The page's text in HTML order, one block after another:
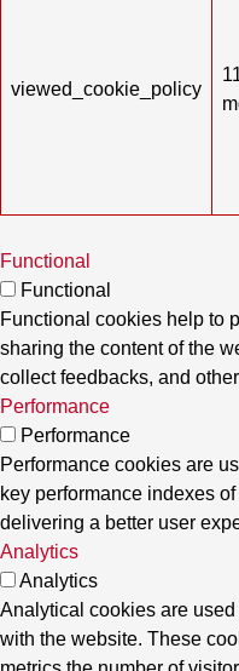
viewed_cookie_policy
Functional
Functional
Functional cookies help to
sharing the content of the
collect feedbacks, and
Performance
Performance
Performance cookies are
key performance indexes
delivering a better user
Analytics
Analytics
Analytical cookies are
with the website. These